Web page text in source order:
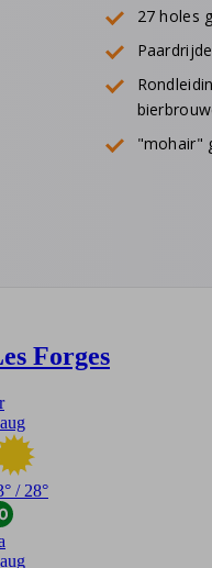
27 holes
"mohair"